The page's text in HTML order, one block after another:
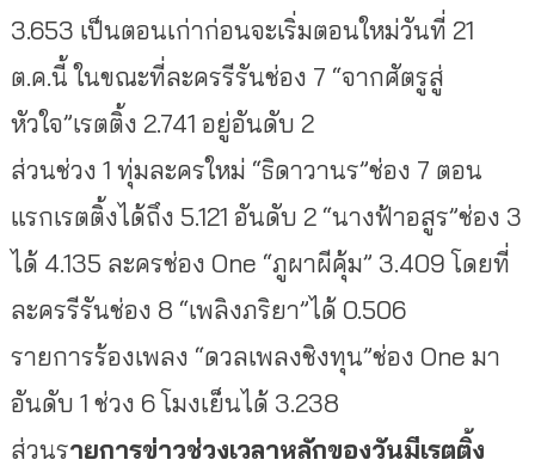
3.653 เป็นตอนเก่าก่อนจะเริ่มตอนใหม่วันที่ 21
ต.ค.นี้ ในขณะที่ละครรีรันช่อง 7 “จากศัตรูสู่
หัวใจ”เรตติ้ง 2.741 อยู่อันดับ 2
ส่วนช่วง 1 ทุ่มละครใหม่ “ธิดาวานร”ช่อง 7 ตอน
แรกเรตติ้งได้ถึง 5.121 อันดับ 2 “นางฟ้าอสูร”ช่อง 3
ได้ 4.135 ละครช่อง One “ภูผาผีคุ้ม” 3.409 โดยที่
ละครรีรันช่อง 8 “เพลิงภริยา”ได้ 0.506
รายการร้องเพลง “ดวลเพลงชิงทุน”ช่อง One มา
อันดับ 1 ช่วง 6 โมงเย็นได้ 3.238
ส่วนรายการข่าวช่วงเวลาหลักของวันมีเรตติ้ง